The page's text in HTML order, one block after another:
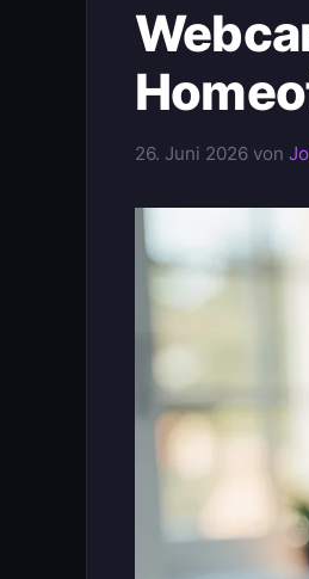
26. Juni 2026 von